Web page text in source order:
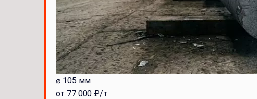
⌀ 105 мм
от 77 000 ₽/т